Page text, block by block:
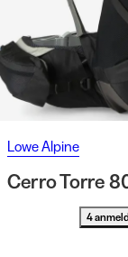
Lowe Alpine
Cerro Torre
4